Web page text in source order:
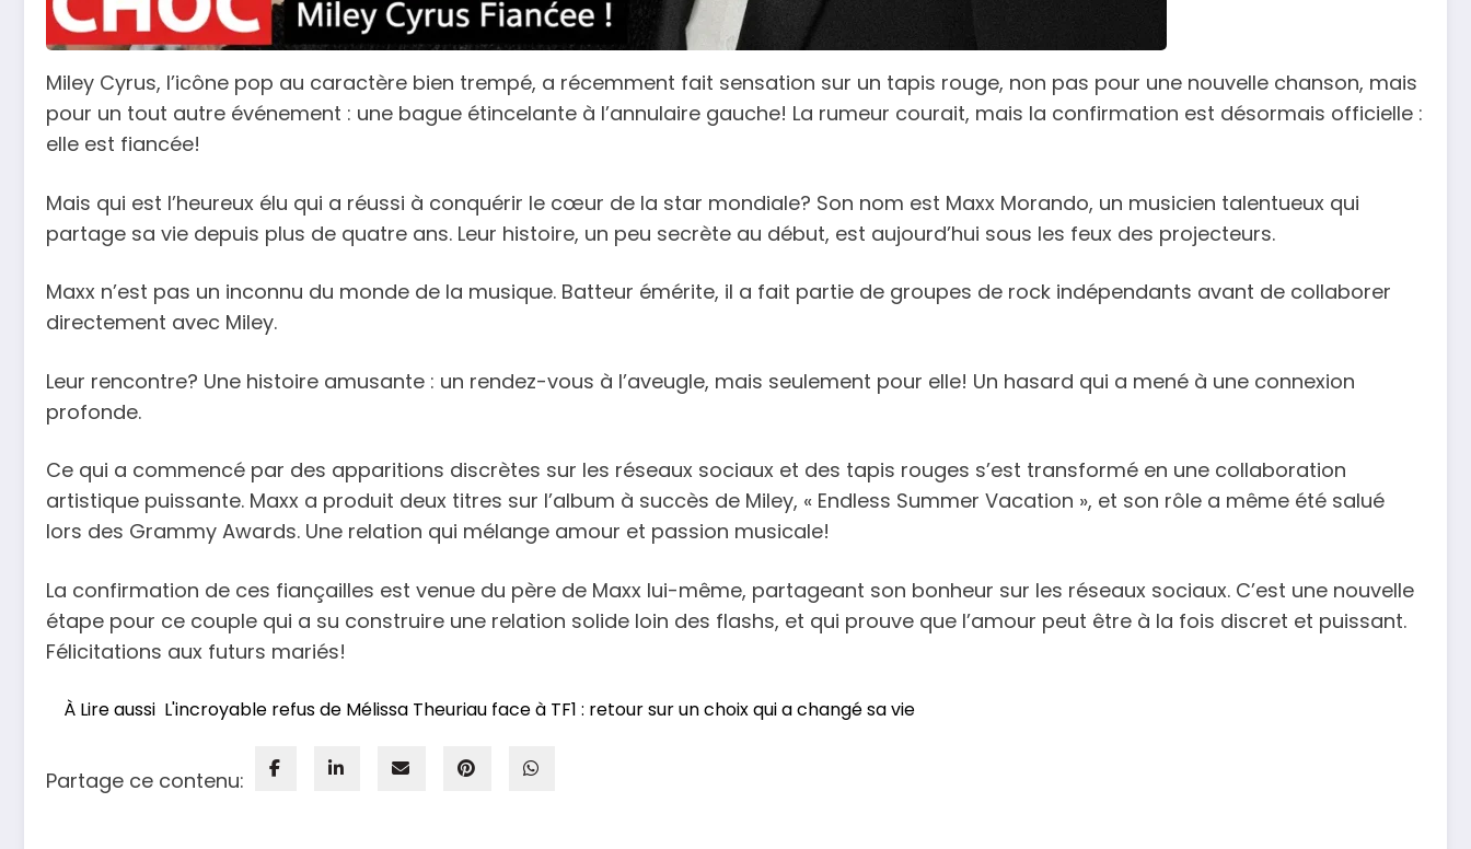
Miley Cyrus, l’icône pop au caractère bien trempé, a récemment fait sensation sur un tapis rouge, non pas pour une nouvelle chanson, mais
pour un tout autre événement : une bague étincelante à l’annulaire gauche! La rumeur courait, mais la confirmation est désormais officielle :
elle est fiancée!
Mais qui est l’heureux élu qui a réussi à conquérir le cœur de la star mondiale? Son nom est Maxx Morando, un musicien talentueux qui
partage sa vie depuis plus de quatre ans. Leur histoire, un peu secrète au début, est aujourd’hui sous les feux des projecteurs.
Maxx n’est pas un inconnu du monde de la musique. Batteur émérite, il a fait partie de groupes de rock indépendants avant de collaborer
directement avec Miley.
Leur rencontre? Une histoire amusante : un rendez-vous à l’aveugle, mais seulement pour elle! Un hasard qui a mené à une connexion
profonde.
Ce qui a commencé par des apparitions discrètes sur les réseaux sociaux et des tapis rouges s’est transformé en une collaboration
artistique puissante. Maxx a produit deux titres sur l’album à succès de Miley, « Endless Summer Vacation », et son rôle a même été salué
lors des Grammy Awards. Une relation qui mélange amour et passion musicale!
La confirmation de ces fiançailles est venue du père de Maxx lui-même, partageant son bonheur sur les réseaux sociaux. C’est une nouvelle
étape pour ce couple qui a su construire une relation solide loin des flashs, et qui prouve que l’amour peut être à la fois discret et puissant.
Félicitations aux futurs mariés!
À Lire aussi L'incroyable refus de Mélissa Theuriau face à TF1 : retour sur un choix qui a changé sa vie
Partage ce contenu: